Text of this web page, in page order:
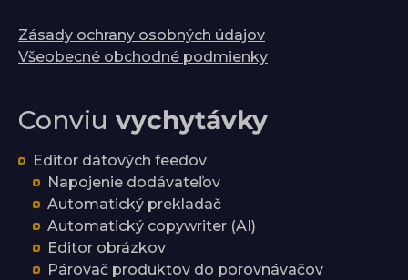
Zásady ochrany osobných údajov
Všeobecné obchodné podmienky
Conviu vychytávky
Editor dátových feedov
Napojenie dodávateľov
Automatický prekladač
Automatický copywriter (AI)
Editor obrázkov
Párovač produktov do porovnávačov